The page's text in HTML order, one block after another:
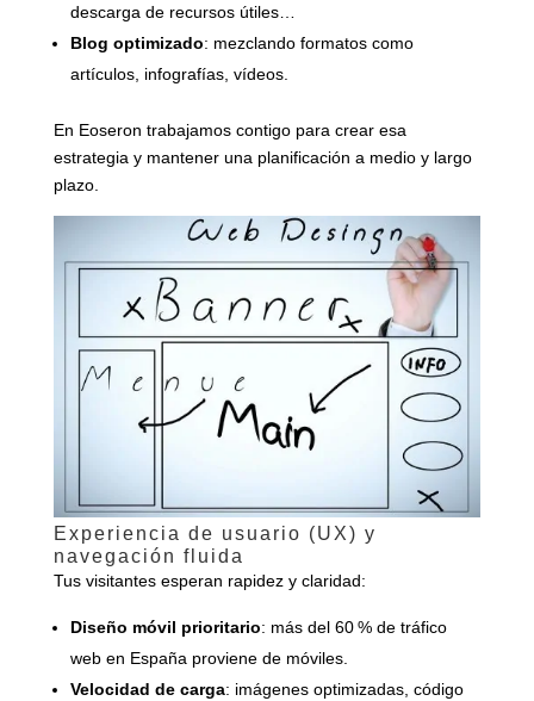
descarga de recursos útiles…
Blog optimizado: mezclando formatos como
artículos, infografías, vídeos.
En Eoseron trabajamos contigo para crear esa
estrategia y mantener una planificación a medio y largo
plazo.
Experiencia de usuario (UX) y
navegación fluida
Tus visitantes esperan rapidez y claridad:
Diseño móvil prioritario: más del 60 % de tráfico
web en España proviene de móviles.
Velocidad de carga: imágenes optimizadas, código